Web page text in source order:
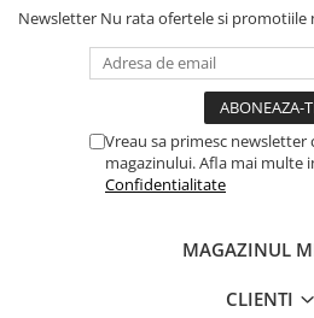
Newsletter Nu rata ofertele si promotiile
Vreau sa primesc
magazinului. Afla mai multe
Confidentialitate
MAGAZINUL
CLIENTI